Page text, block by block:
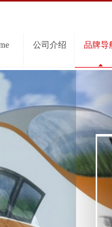
公司介绍 品牌导